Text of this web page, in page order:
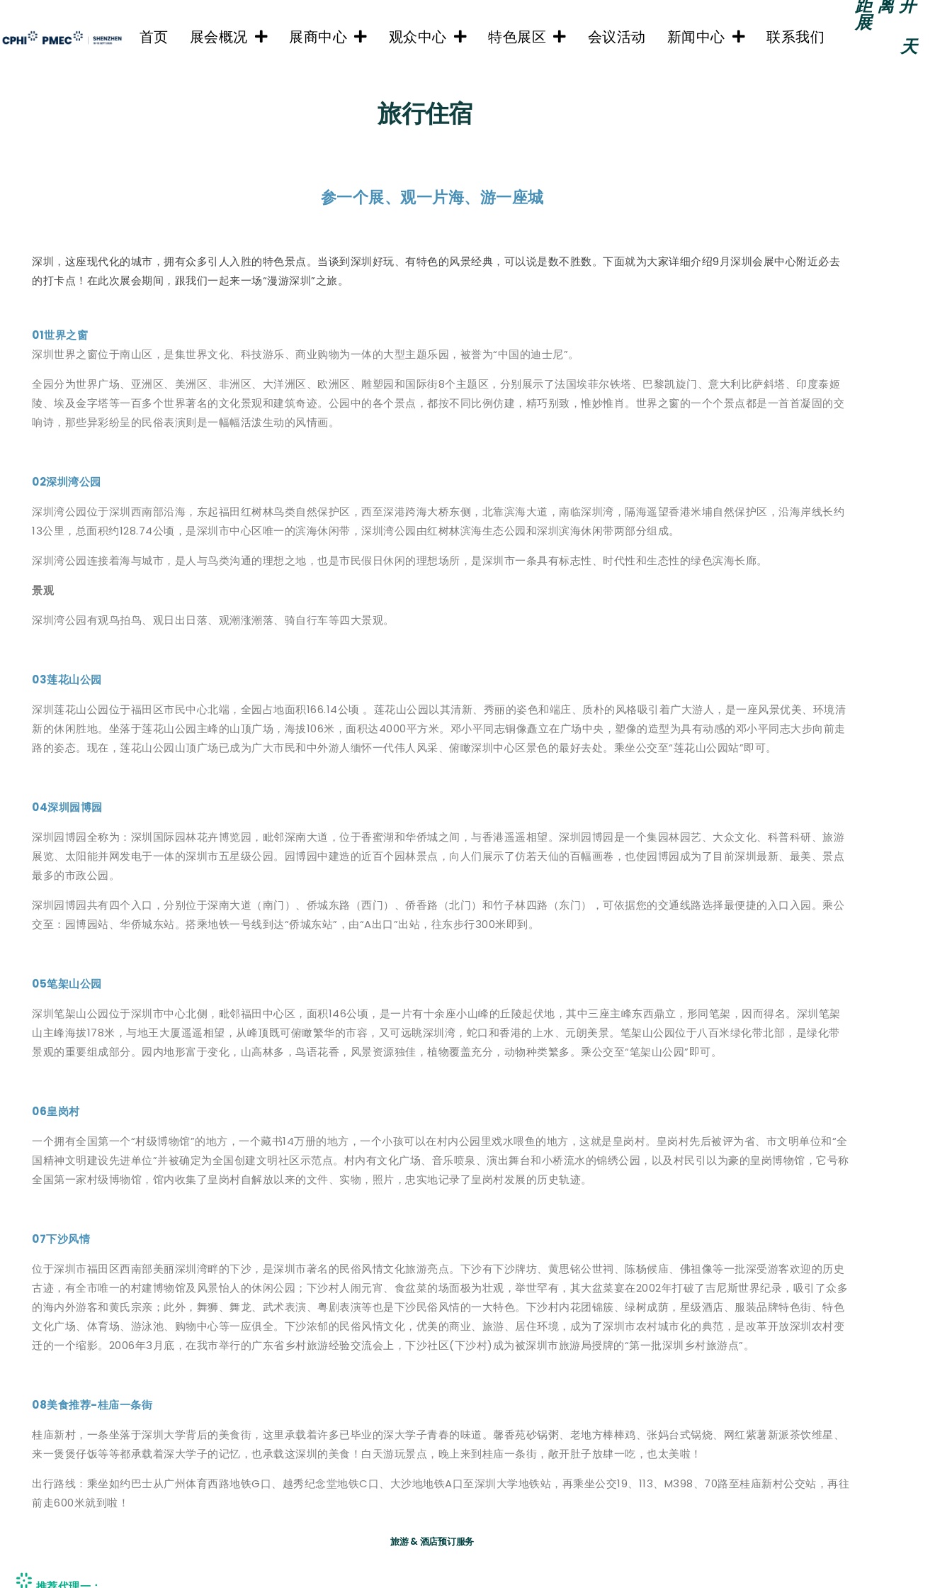
首页 展会概况 展商中心 观众中心 特色展区 会议活动 新闻中心 联系我们
距离开
展
天
旅行住宿
参一个展、观一片海、游一座城
深圳，这座现代化的城市，拥有众多引人入胜的特色景点。当谈到深圳好玩、有特色的风景经典，可以说是数不胜数。下面就为大家详细介绍9月深圳会展中心附近必去
的打卡点！在此次展会期间，跟我们一起来一场“漫游深圳”之旅。
01世界之窗
深圳世界之窗位于南山区，是集世界文化、科技游乐、商业购物为一体的大型主题乐园，被誉为“中国的迪士尼”。
全园分为世界广场、亚洲区、美洲区、非洲区、大洋洲区、欧洲区、雕塑园和国际街8个主题区，分别展示了法国埃菲尔铁塔、巴黎凯旋门、意大利比萨斜塔、印度泰姬
陵、埃及金字塔等一百多个世界著名的文化景观和建筑奇迹。公园中的各个景点，都按不同比例仿建，精巧别致，惟妙惟肖。世界之窗的一个个景点都是一首首凝固的交
响诗，那些异彩纷呈的民俗表演则是一幅幅活泼生动的风情画。
02深圳湾公园
深圳湾公园位于深圳西南部沿海，东起福田红树林鸟类自然保护区，西至深港跨海大桥东侧，北靠滨海大道，南临深圳湾，隔海遥望香港米埔自然保护区，沿海岸线长约
13公里，总面积约128.74公顷，是深圳市中心区唯一的滨海休闲带，深圳湾公园由红树林滨海生态公园和深圳滨海休闲带两部分组成。
深圳湾公园连接着海与城市，是人与鸟类沟通的理想之地，也是市民假日休闲的理想场所，是深圳市一条具有标志性、时代性和生态性的绿色滨海长廊。
景观
深圳湾公园有观鸟拍鸟、观日出日落、观潮涨潮落、骑自行车等四大景观。
03莲花山公园
深圳莲花山公园位于福田区市民中心北端，全园占地面积166.14公顷 。莲花山公园以其清新、秀丽的姿色和端庄、质朴的风格吸引着广大游人，是一座风景优美、环境清
新的休闲胜地。坐落于莲花山公园主峰的山顶广场，海拔106米，面积达4000平方米。邓小平同志铜像矗立在广场中央，塑像的造型为具有动感的邓小平同志大步向前走
路的姿态。现在，莲花山公园山顶广场已成为广大市民和中外游人缅怀一代伟人风采、俯瞰深圳中心区景色的最好去处。乘坐公交至“莲花山公园站”即可。
04深圳园博园
深圳园博园全称为：深圳国际园林花卉博览园，毗邻深南大道，位于香蜜湖和华侨城之间，与香港遥遥相望。深圳园博园是一个集园林园艺、大众文化、科普科研、旅游
展览、太阳能并网发电于一体的深圳市五星级公园。园博园中建造的近百个园林景点，向人们展示了仿若天仙的百幅画卷，也使园博园成为了目前深圳最新、最美、景点
最多的市政公园。
深圳园博园共有四个入口，分别位于深南大道（南门）、侨城东路（西门）、侨香路（北门）和竹子林四路（东门），可依据您的交通线路选择最便捷的入口入园。乘公
交至：园博园站、华侨城东站。搭乘地铁一号线到达“侨城东站”，由“A出口”出站，往东步行300米即到。
05笔架山公园
深圳笔架山公园位于深圳市中心北侧，毗邻福田中心区，面积146公顷，是一片有十余座小山峰的丘陵起伏地，其中三座主峰东西鼎立，形同笔架，因而得名。深圳笔架
山主峰海拔178米，与地王大厦遥遥相望，从峰顶既可俯瞰繁华的市容，又可远眺深圳湾，蛇口和香港的上水、元朗美景。笔架山公园位于八百米绿化带北部，是绿化带
景观的重要组成部分。园内地形富于变化，山高林多，鸟语花香，风景资源独佳，植物覆盖充分，动物种类繁多。乘公交至“笔架山公园”即可。
06皇岗村
一个拥有全国第一个“村级博物馆”的地方，一个藏书14万册的地方，一个小孩可以在村内公园里戏水喂鱼的地方，这就是皇岗村。皇岗村先后被评为省、市文明单位和“全
国精神文明建设先进单位”并被确定为全国创建文明社区示范点。村内有文化广场、音乐喷泉、演出舞台和小桥流水的锦绣公园，以及村民引以为豪的皇岗博物馆，它号称
全国第一家村级博物馆，馆内收集了皇岗村自解放以来的文件、实物，照片，忠实地记录了皇岗村发展的历史轨迹。
07下沙风情
位于深圳市福田区西南部美丽深圳湾畔的下沙，是深圳市著名的民俗风情文化旅游亮点。下沙有下沙牌坊、黄思铭公世祠、陈杨候庙、佛祖像等一批深受游客欢迎的历史
古迹，有全市唯一的村建博物馆及风景怡人的休闲公园；下沙村人闹元宵、食盆菜的场面极为壮观，举世罕有，其大盆菜宴在2002年打破了吉尼斯世界纪录，吸引了众多
的海内外游客和黄氏宗亲；此外，舞狮、舞龙、武术表演、粤剧表演等也是下沙民俗风情的一大特色。下沙村内花团锦簇、绿树成荫，星级酒店、服装品牌特色街、特色
文化广场、体育场、游泳池、购物中心等一应俱全。下沙浓郁的民俗风情文化，优美的商业、旅游、居住环境，成为了深圳市农村城市化的典范，是改革开放深圳农村变
迁的一个缩影。2006年3月底，在我市举行的广东省乡村旅游经验交流会上，下沙社区(下沙村)成为被深圳市旅游局授牌的“第一批深圳乡村旅游点”。
08美食推荐-桂庙一条街
桂庙新村，一条坐落于深圳大学背后的美食街，这里承载着许多已毕业的深大学子青春的味道。馨香苑砂锅粥、老地方棒棒鸡、张妈台式锅烧、网红紫薯新派茶饮维星、
来一煲煲仔饭等等都承载着深大学子的记忆，也承载这深圳的美食！白天游玩景点，晚上来到桂庙一条街，敞开肚子放肆一吃，也太美啦！
出行路线：乘坐如约巴士从广州体育西路地铁G口、越秀纪念堂地铁C口、大沙地地铁A口至深圳大学地铁站，再乘坐公交19、113、M398、70路至桂庙新村公交站，再往
前走600米就到啦！
旅游 & 酒店预订服务